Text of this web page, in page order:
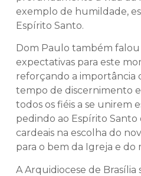
exemplo de humildade,
Espírito Santo.
Dom Paulo também falou
expectativas para este
reforçando a importância
tempo de discernimento
todos os fiéis a se unirem
pedindo ao Espírito
cardeais na escolha do
para o bem da Igreja e do
A Arquidiocese de